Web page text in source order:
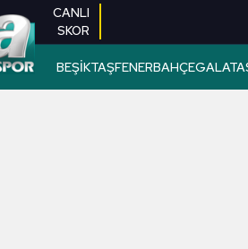
CANLI
SKOR
BEŞİKTAŞFENERBAHÇE